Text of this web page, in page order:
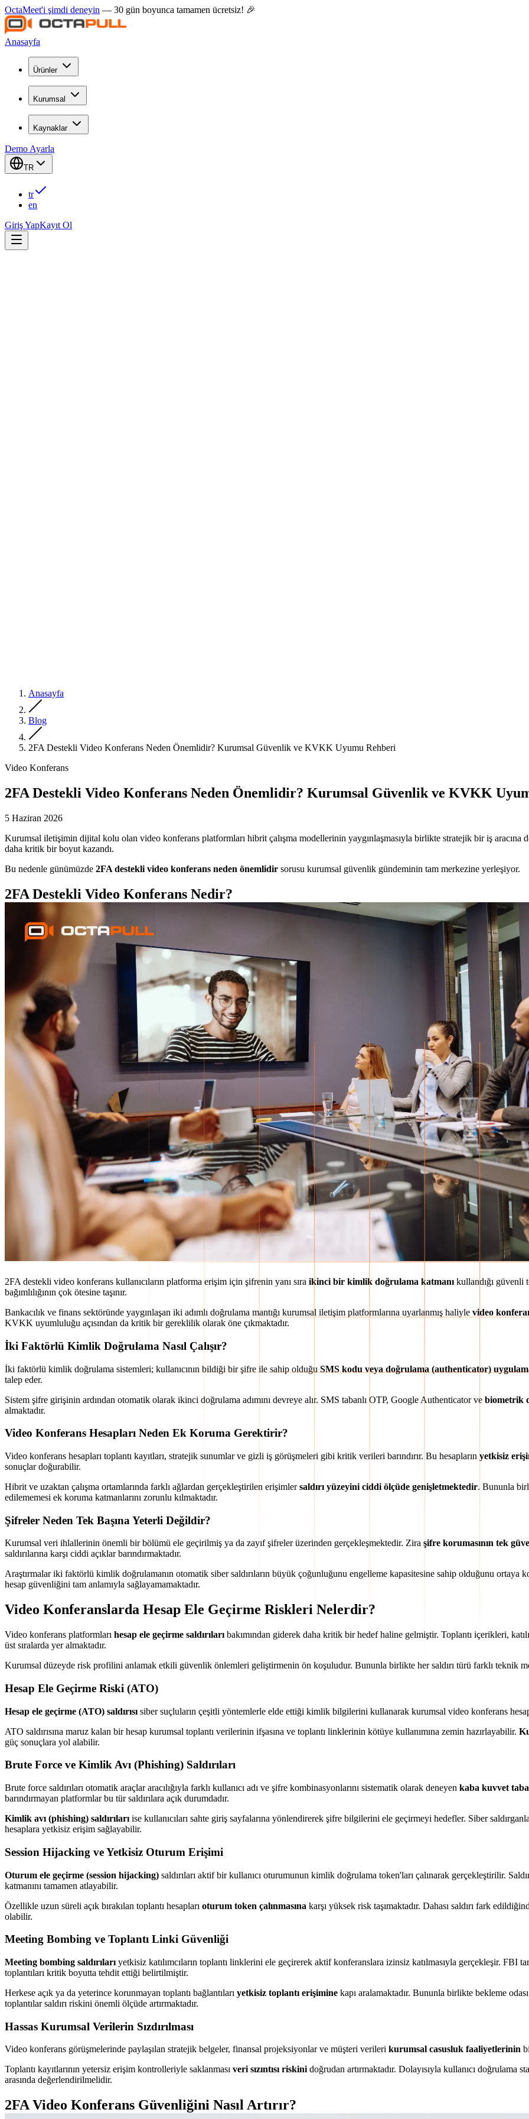
OctaMeet'i şimdi deneyin — 30 gün boyunca tamamen ücretsiz! 🎉
Anasayfa
Ürünler
Kurumsal
Kaynaklar
Demo Ayarla
TR
tr
en
Giriş YapKayıt Ol
Anasayfa
Blog
2FA Destekli Video Konferans Neden Önemlidir? Kurumsal Güvenlik ve KVKK Uyumu Rehberi
Video Konferans
2FA Destekli Video Konferans Neden Önemlidir? Kurumsal Güvenlik ve KVKK
5 Haziran 2026
Kurumsal iletişimin dijital kolu olan video konferans platformları hibrit çalışma modellerinin yaygınlaşmasıyla birlikte stratejik bir iş aracına
daha kritik bir boyut kazandı.
Bu nedenle günümüzde 2FA destekli video konferans neden önemlidir sorusu kurumsal güvenlik gündeminin tam merkezine yerleşiyor.
2FA Destekli Video Konferans Nedir?
2FA destekli video konferans kullanıcıların platforma erişim için şifrenin yanı sıra ikinci bir kimlik doğrulama katmanı kullandığı güvenli
bağımlılığının çok ötesine taşınır.
Bankacılık ve finans sektöründe yaygınlaşan iki adımlı doğrulama mantığı kurumsal iletişim platformlarına uyarlanmış haliyle video
KVKK uyumluluğu açısından da kritik bir gereklilik olarak öne çıkmaktadır.
İki Faktörlü Kimlik Doğrulama Nasıl Çalışır?
İki faktörlü kimlik doğrulama sistemleri; kullanıcının bildiği bir şifre ile sahip olduğu SMS kodu veya doğrulama (authenticator)
talep eder.
Sistem şifre girişinin ardından otomatik olarak ikinci doğrulama adımını devreye alır. SMS tabanlı OTP, Google Authenticator ve biometrik
almaktadır.
Video Konferans Hesapları Neden Ek Koruma Gerektirir?
Video konferans hesapları toplantı kayıtları, stratejik sunumlar ve gizli iş görüşmeleri gibi kritik verileri barındırır. Bu hesapların yetkisiz
sonuçlar doğurabilir.
Hibrit ve uzaktan çalışma ortamlarında farklı ağlardan gerçekleştirilen erişimlersaldırı yüzeyini ciddi ölçüde genişletmektedir. Bununla
edilememesi ek koruma katmanlarını zorunlu kılmaktadır.
Şifreler Neden Tek Başına Yeterli Değildir?
Kurumsal veri ihlallerinin önemli bir bölümü ele geçirilmiş ya da zayıf şifreler üzerinden gerçekleşmektedir. Zira şifre korumasının tek
saldırılarına karşı ciddi açıklar barındırmaktadır.
Araştırmalar iki faktörlü kimlik doğrulamanın otomatik siber saldırıların büyük çoğunluğunu engelleme kapasitesine sahip olduğunu ortaya
hesap güvenliğini tam anlamıyla sağlayamamaktadır.
Video Konferanslarda Hesap Ele Geçirme Riskleri Nelerdir?
Video konferans platformları hesap ele geçirme saldırıları bakımından giderek daha kritik bir hedef haline gelmiştir. Toplantı içerikleri,
üst sıralarda yer almaktadır.
Kurumsal düzeyde risk profilini anlamak etkili güvenlik önlemleri geliştirmenin ön koşuludur. Bununla birlikte her saldırı türü farklı teknik
Hesap Ele Geçirme Riski (ATO)
Hesap ele geçirme (ATO) saldırısı siber suçluların çeşitli yöntemlerle elde ettiği kimlik bilgilerini kullanarak kurumsal video konferans
ATO saldırısına maruz kalan bir hesap kurumsal toplantı verilerinin ifşasına ve toplantı linklerinin kötüye kullanımına zemin hazırlayabilir.
güç sonuçlara yol alabilir.
Brute Force ve Kimlik Avı (Phishing) Saldırıları
Brute force saldırıları otomatik araçlar aracılığıyla farklı kullanıcı adı ve şifre kombinasyonlarını sistematik olarak deneyen kaba kuvvet
barındırmayan platformlar bu tür saldırılara açık durumdadır.
Kimlik avı (phishing) saldırıları ise kullanıcıları sahte giriş sayfalarına yönlendirerek şifre bilgilerini ele geçirmeyi hedefler. Siber
hesaplara yetkisiz erişim sağlayabilir.
Session Hijacking ve Yetkisiz Oturum Erişimi
Oturum ele geçirme (session hijacking) saldırıları aktif bir kullanıcı oturumunun kimlik doğrulama token'ları çalınarak gerçekleştirilir.
katmanını tamamen atlayabilir.
Özellikle uzun süreli açık bırakılan toplantı hesapları oturum token çalınmasına karşı yüksek risk taşımaktadır. Dahası saldırı fark
olabilir.
Meeting Bombing ve Toplantı Linki Güvenliği
Meeting bombing saldırıları yetkisiz katılımcıların toplantı linklerini ele geçirerek aktif konferanslara izinsiz katılmasıyla gerçekleşir. FBI
toplantıları kritik boyutta tehdit ettiği belirtilmiştir.
Herkese açık ya da yeterince korunmayan toplantı bağlantıları yetkisiz toplantı erişimine kapı aralamaktadır. Bununla birlikte bekleme
toplantılar saldırı riskini önemli ölçüde artırmaktadır.
Hassas Kurumsal Verilerin Sızdırılması
Video konferans görüşmelerinde paylaşılan stratejik belgeler, finansal projeksiyonlar ve müşteri verileri kurumsal casusluk faaliyetlerinin
Toplantı kayıtlarının yetersiz erişim kontrolleriyle saklanması veri sızıntısı riskinidoğrudan artırmaktadır. Dolayısıyla kullanıcı doğrulama
arasında değerlendirilmelidir.
2FA Video Konferans Güvenliğini Nasıl Artırır?